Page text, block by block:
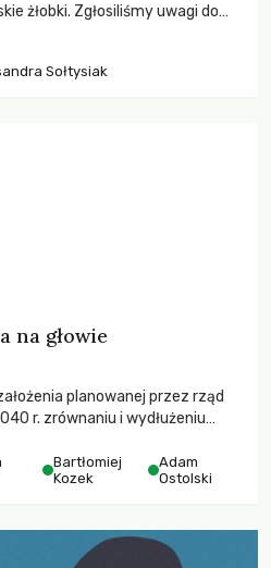
żłobki. Zgłosiliśmy uwagi do
się 40 kobiet!”. Z
Sołtysiak
na głowie
planowanej przez rząd
r. zrównaniu i wydłużeniu
próg 67. roku życia ma
w 2020 r., zaś przez kobiety
Wiadomości”?
Bartłomiej
Kozek
Adam
Ostolski